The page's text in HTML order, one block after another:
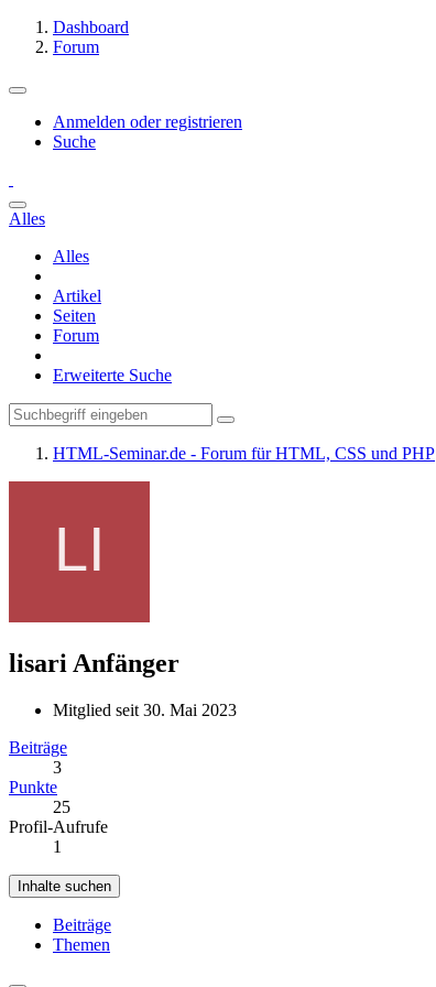
Dashboard
Forum
Anmelden oder registrieren
Suche
Alles
Alles
Artikel
Seiten
Forum
Erweiterte Suche
HTML-Seminar.de - Forum für HTML, CSS und PHP
lisari Anfänger
Mitglied seit 30. Mai 2023
Beiträge
3
Punkte
25
Profil-Aufrufe
1
Inhalte suchen
Beiträge
Themen